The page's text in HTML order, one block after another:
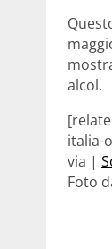
alcol.
italia-
via |
Foto